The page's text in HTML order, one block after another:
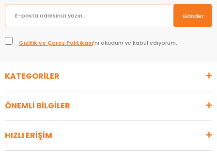
Gönder
Gizlilik ve Çerez Politikası’nı okudum ve kabul ediyorum.
KATEGORİLER
ÖNEMLİ BİLGİLER
HIZLI ERİŞİM